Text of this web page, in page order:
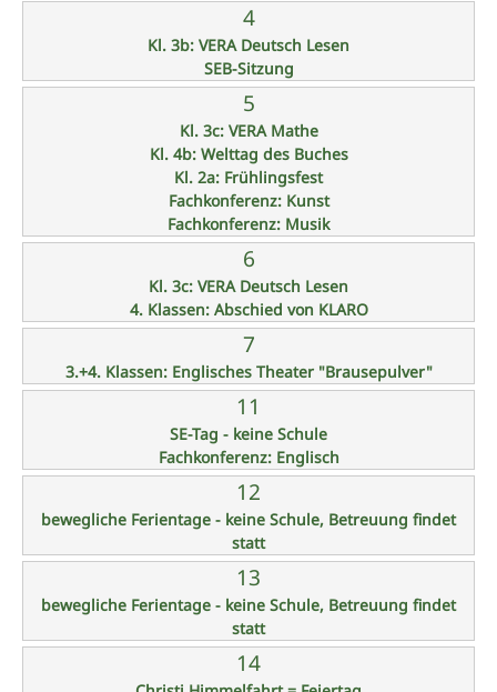
4
Kl. 3b: VERA Deutsch Lesen
SEB-Sitzung
5
Kl. 3c: VERA Mathe
Kl. 4b: Welttag des Buches
Kl. 2a: Frühlingsfest
Fachkonferenz: Kunst
Fachkonferenz: Musik
6
Kl. 3c: VERA Deutsch Lesen
4. Klassen: Abschied von KLARO
7
3.+4. Klassen: Englisches Theater "Brausepulver"
11
SE-Tag - keine Schule
Fachkonferenz: Englisch
12
bewegliche Ferientage - keine Schule, Betreuung findet
statt
13
bewegliche Ferientage - keine Schule, Betreuung findet
statt
14